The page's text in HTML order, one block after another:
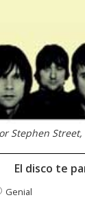
Stephen
El disco te
Genial